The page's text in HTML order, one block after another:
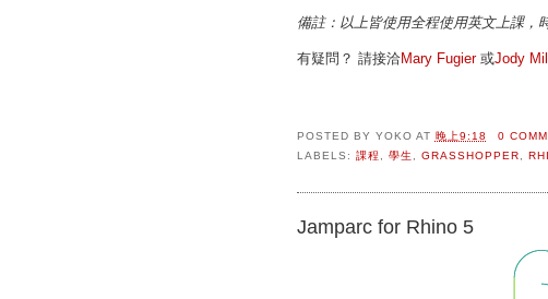
備註：以上皆使用全程使用英文上課，
有疑問？ 請接洽Mary Fugier或Jody
POSTED BY YOKO AT 晚上9:18
0
LABELS: 課程 學生 GRASSHOPPER
Jamparc for Rhino 5